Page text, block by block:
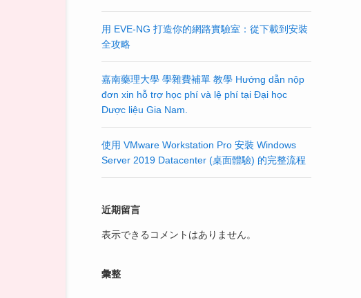
用 EVE-NG 打造你的網路實驗室：從下載到安裝
全攻略
嘉南藥理大學 學雜費補單 教學 Hướng dẫn nộp
đơn xin hỗ trợ học phí và lệ phí tại Đại học
Dược liệu Gia Nam.
使用 VMware Workstation Pro 安裝 Windows
Server 2019 Datacenter (桌面體驗) 的完整流程
近期留言
表示できるコメントはありません。
彙整